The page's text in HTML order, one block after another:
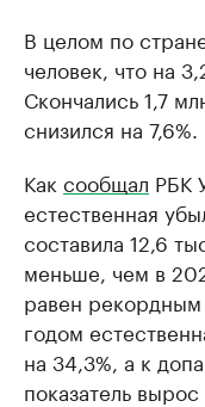
В целом по
человек, что на
Скончались 1,7
снизился на 7,6%.
Как сообщал РБК
естественная
составила 12,6
меньше, чем в
равен
годом
на 34,3%, а к
показатель вырос